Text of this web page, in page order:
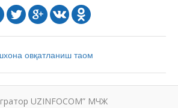
овқатланиш таом
UZINFOCOM” МЧЖ